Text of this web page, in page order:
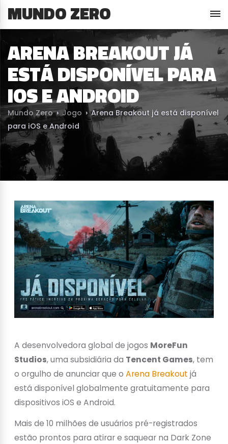
MUNDO ZERO
ARENA BREAKOUT JÁ
ESTÁ DISPONÍVEL PARA
IOS E ANDROID
Mundo Zero › Jogo › Arena Breakout já está disponível
para iOS e Android
A desenvolvedora global de jogos MoreFun
Studios, uma subsidiária da Tencent Games, tem
o orgulho de anunciar que o Arena Breakout já
está disponível globalmente gratuitamente para
dispositivos iOS e Android.
Mais de 10 milhões de usuários pré-registrados
estão prontos para atirar e saquear na Dark Zone